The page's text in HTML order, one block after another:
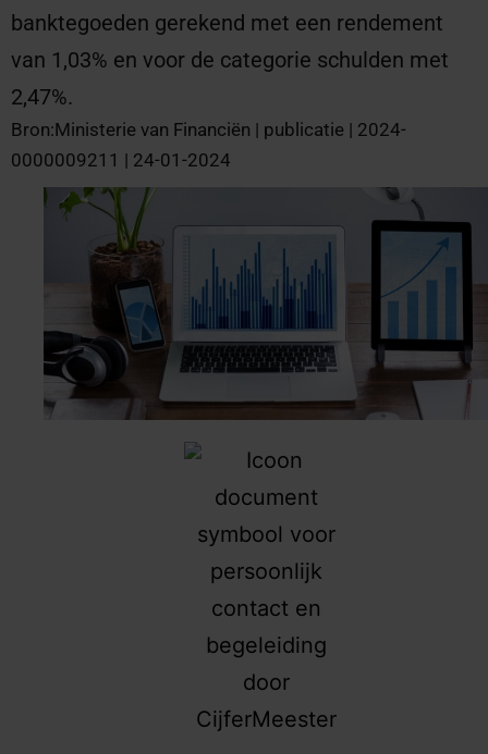
banktegoeden gerekend met een rendement
van 1,03% en voor de categorie schulden met
2,47%.
Bron:Ministerie van Financiën | publicatie | 2024-
0000009211 | 24-01-2024